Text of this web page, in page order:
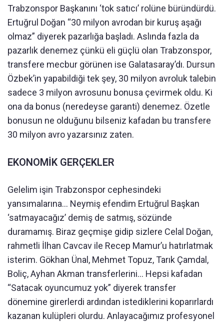
Trabzonspor Başkanını ‘tok satıcı’ rolüne büründürdü.
Ertuğrul Doğan “30 milyon avrodan bir kuruş aşağı
olmaz” diyerek pazarlığa başladı. Aslında fazla da
pazarlık denemez çünkü eli güçlü olan Trabzonspor,
transfere mecbur görünen ise Galatasaray’dı. Dursun
Özbek’in yapabildiği tek şey, 30 milyon avroluk talebin
sadece 3 milyon avrosunu bonusa çevirmek oldu. Ki
ona da bonus (neredeyse garanti) denemez. Özetle
bonusun ne olduğunu bilseniz kafadan bu transfere
30 milyon avro yazarsınız zaten.
EKONOMİK GERÇEKLER
Gelelim işin Trabzonspor cephesindeki
yansımalarına… Neymiş efendim Ertuğrul Başkan
‘satmayacağız’ demiş de satmış, sözünde
duramamış. Biraz geçmişe gidip sizlere Celal Doğan,
rahmetli İlhan Cavcav ile Recep Mamur’u hatırlatmak
isterim. Gökhan Ünal, Mehmet Topuz, Tarık Çamdal,
Boliç, Ayhan Akman transferlerini… Hepsi kafadan
“Satacak oyuncumuz yok” diyerek transfer
dönemine girerlerdi ardından istediklerini koparırlardı
kazanan kulüpleri olurdu. Anlayacağımız profesyonel